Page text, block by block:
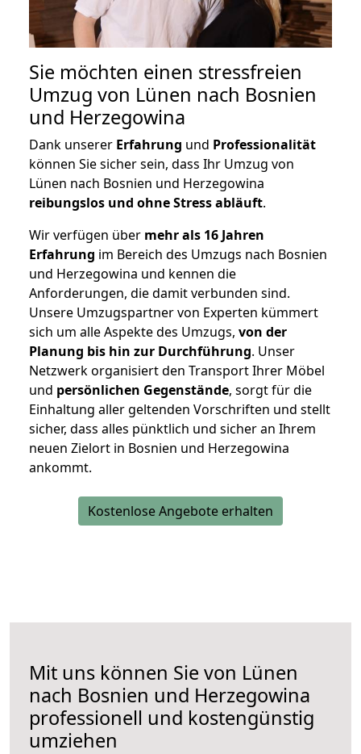
Sie möchten einen stressfreien
Umzug von Lünen nach Bosnien
und Herzegowina
Dank unserer Erfahrung und Professionalität
können Sie sicher sein, dass Ihr Umzug von
Lünen nach Bosnien und Herzegowina
reibungslos und ohne Stress abläuft.
Wir verfügen über mehr als 16 Jahren
Erfahrung im Bereich des Umzugs nach Bosnien
und Herzegowina und kennen die
Anforderungen, die damit verbunden sind.
Unsere Umzugspartner von Experten kümmert
sich um alle Aspekte des Umzugs, von der
Planung bis hin zur Durchführung. Unser
Netzwerk organisiert den Transport Ihrer Möbel
und persönlichen Gegenstände, sorgt für die
Einhaltung aller geltenden Vorschriften und stellt
sicher, dass alles pünktlich und sicher an Ihrem
neuen Zielort in Bosnien und Herzegowina
ankommt.
Kostenlose Angebote erhalten
Mit uns können Sie von Lünen
nach Bosnien und Herzegowina
professionell und kostengünstig
umziehen